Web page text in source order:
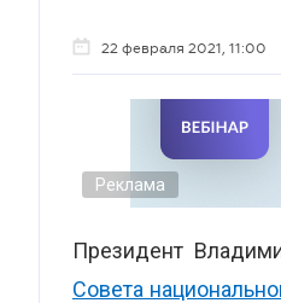
22 февраля 2021, 11:00
Реклама
Президент
Совета